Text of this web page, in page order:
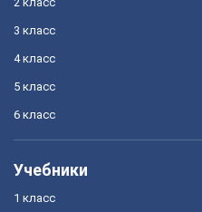
3 класс
4 класс
5 класс
6 класс
Учебники
1 класс